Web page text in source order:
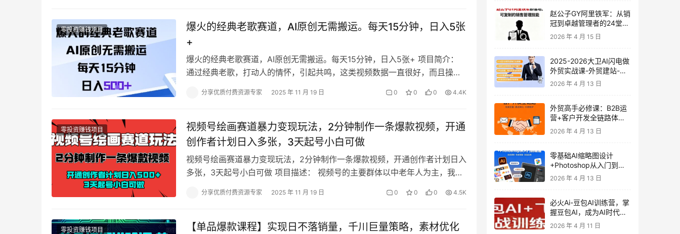
零投资赚钱项目
爆火的经典老歌赛道，AI原创无需搬运。每天15分钟，日入5张
+
爆火的经典老歌赛道，AI原创无需搬运。每天15分钟，日入5张+ 项目简介：
通过经典老歌，打动人的情怀，引起共鸣，这类视频数据一直很好，而且操作
分享优质付费资源专家 2025 年 11 月 19 日 0 0 0 4.4K
零投资赚钱项目
视频号绘画赛道暴力变现玩法，2分钟制作一条爆款视频，开通
创作者计划日入多张，3天起号小白可做
视频号绘画赛道暴力变现玩法，2分钟制作一条爆款视频，开通创作者计划日入
多张，3天起号小白可做 项目描述： 视频号的主要群体以中老年人为主，我们
分享优质付费资源专家 2025 年 11 月 19 日 0 0 0 4.5K
零投资赚钱项目
【单品爆款课程】实现日不落销量，千川巨量策略，素材优化
赵公子GY阿里铁军：从销
冠到卓越管理者的24堂实
战课
2026 年 4 月 15 日
2025-2026大卫AI闪电做
外贸实战课-外贸建站-开
发客户-内容营销-从0到3
2026 年 4 月 13 日
外贸高手必修课：B2B运
营+客户开发全链路体系
课 | 从0到1成为外贸精英
2026 年 4 月 13 日
零基础AI缩略图设计
+Photoshop从入门到精
通 全套教程（含形象照拍
2026 年 4 月 13 日
必火Ai-豆包AI训练营，掌
握豆包AI，成为AI时代的
全能型人才
2026 年 4 月 11 日